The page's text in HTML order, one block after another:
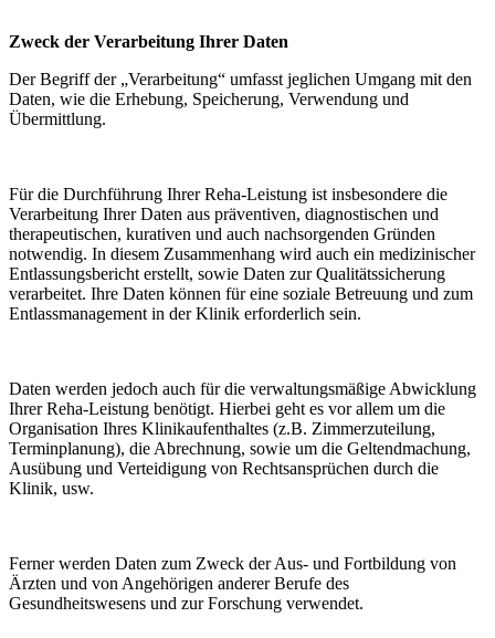
Zweck der Verarbeitung Ihrer Daten
Der Begriff der „Verarbeitung“ umfasst jeglichen Umgang mit den
Daten, wie die Erhebung, Speicherung, Verwendung und
Übermittlung.
Für die Durchführung Ihrer Reha-Leistung ist insbesondere die
Verarbeitung Ihrer Daten aus präventiven, diagnostischen und
therapeutischen, kurativen und auch nachsorgenden Gründen
notwendig. In diesem Zusammenhang wird auch ein medizinischer
Entlassungsbericht erstellt, sowie Daten zur Qualitätssicherung
verarbeitet. Ihre Daten können für eine soziale Betreuung und zum
Entlassmanagement in der Klinik erforderlich sein.
Daten werden jedoch auch für die verwaltungsmäßige Abwicklung
Ihrer Reha-Leistung benötigt. Hierbei geht es vor allem um die
Organisation Ihres Klinikaufenthaltes (z.B. Zimmerzuteilung,
Terminplanung), die Abrechnung, sowie um die Geltendmachung,
Ausübung und Verteidigung von Rechtsansprüchen durch die
Klinik, usw.
Ferner werden Daten zum Zweck der Aus- und Fortbildung von
Ärzten und von Angehörigen anderer Berufe des
Gesundheitswesens und zur Forschung verwendet.